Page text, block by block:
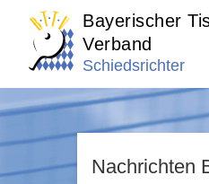
Bayerischer
Verband
Schiedsrichter
Nachrichten